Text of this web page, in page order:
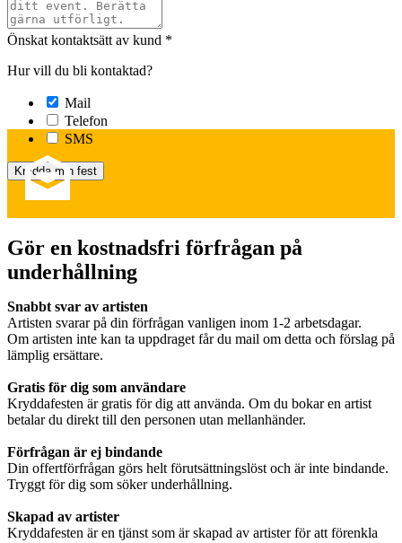
Önskat kontaktsätt av kund *
Hur vill du bli kontaktad?
Mail
Telefon
SMS
Gör en kostnadsfri förfrågan på
underhållning
Snabbt svar av artisten
Artisten svarar på din förfrågan vanligen inom 1-2 arbetsdagar.
Om artisten inte kan ta uppdraget får du mail om detta och förslag på
lämplig ersättare.
Gratis för dig som användare
Kryddafesten är gratis för dig att använda. Om du bokar en artist
betalar du direkt till den personen utan mellanhänder.
Förfrågan är ej bindande
Din offertförfrågan görs helt förutsättningslöst och är inte bindande.
Tryggt för dig som söker underhållning.
Skapad av artister
Kryddafesten är en tjänst som är skapad av artister för att förenkla